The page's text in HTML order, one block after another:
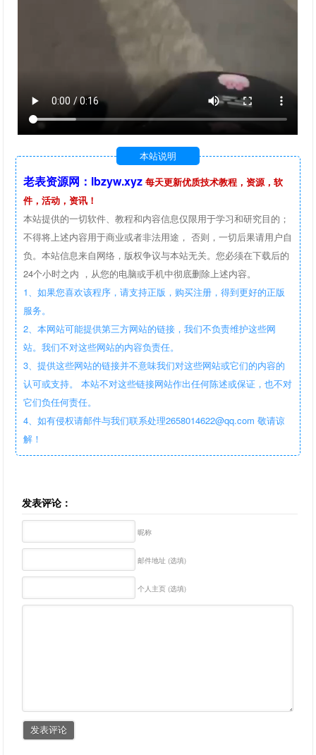
本站说明
老表资源网：lbzyw.xyz 每天更新优质技术教程，资源，软
件，活动，资讯！
本站提供的一切软件、教程和内容信息仅限用于学习和研究目的；
不得将上述内容用于商业或者非法用途， 否则，一切后果请用户自
负。本站信息来自网络，版权争议与本站无关。您必须在下载后的
24个小时之内 ，从您的电脑或手机中彻底删除上述内容。
1、如果您喜欢该程序，请支持正版，购买注册，得到更好的正版
服务。
2、本网站可能提供第三方网站的链接，我们不负责维护这些网
站。我们不对这些网站的内容负责任。
3、提供这些网站的链接并不意味我们对这些网站或它们的内容的
认可或支持。 本站不对这些链接网站作出任何陈述或保证，也不对
它们负任何责任。
4、如有侵权请邮件与我们联系处理2658014622@qq.com 敬请谅
解！
发表评论：
昵称
邮件地址 (选填)
个人主页 (选填)